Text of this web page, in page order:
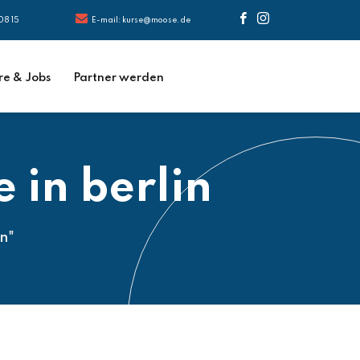
15 E-mail: kurse@moose.de
& Jobs Partner werden
in berlin